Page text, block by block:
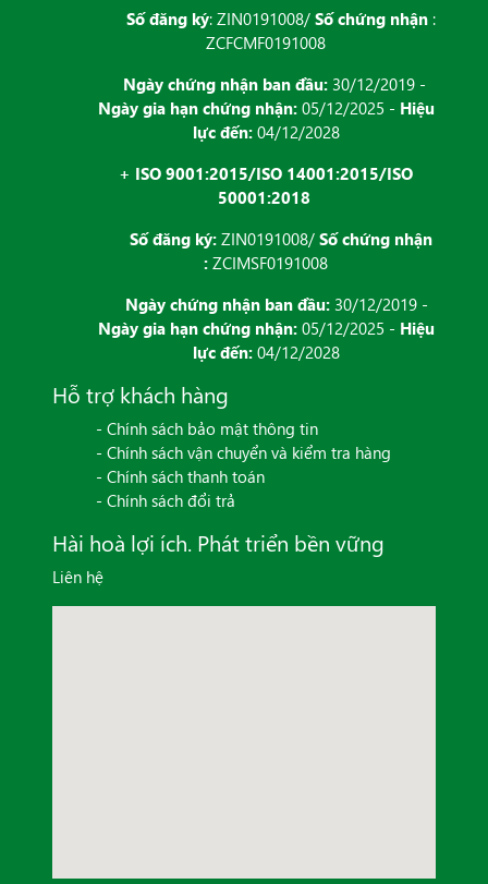
Số đăng ký: ZIN0191008/ Số chứng nhận :
ZCFCMF0191008
Ngày chứng nhận ban đầu: 30/12/2019 -
Ngày gia hạn chứng nhận:05/12/2025 - Hiệu
lực đến:04/12/2028
+ ISO 9001:2015/ISO 14001:2015/ISO
50001:2018
Số đăng ký: ZIN0191008/ Số chứng nhận
: ZCIMSF0191008
Ngày chứng nhận ban đầu: 30/12/2019 -
Ngày gia hạn chứng nhận:05/12/2025 - Hiệu
lực đến:04/12/2028
Hỗ trợ khách hàng
- Chính sách bảo mật thông tin
- Chính sách vận chuyển và kiểm tra hàng
- Chính sách thanh toán
- Chính sách đổi trả
Hài hoà lợi ích. Phát triển bền vững
Liên hệ